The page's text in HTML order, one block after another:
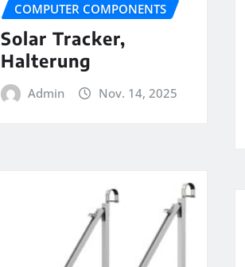
COMPUTER COMPONENTS
Solar Tracker,
Halterung
Admin Nov. 14, 2025